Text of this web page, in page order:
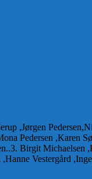
,Jørgen
Pedersen ,Karen
Birgit Michaelsen
Vestergård